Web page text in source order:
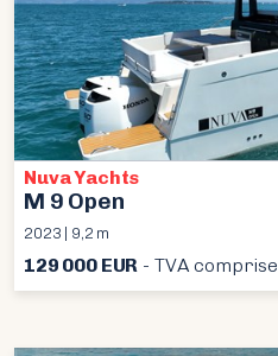
Nuva Yachts
M 9 Open
2023 | 9,2 m
129 000 EUR - TVA comprise